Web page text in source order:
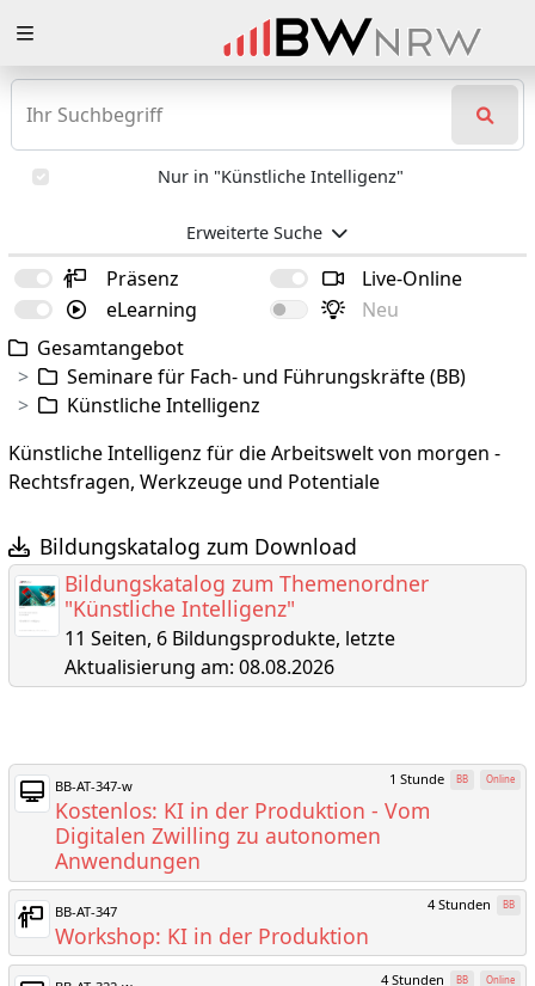
Loading
Loading
Loading
Loading
Nur in "Künstliche Intelligenz"
Erweiterte Suche
Präsenz
Live-Online
eLearning
Neu
Gesamtangebot
Seminare für Fach- und Führungskräfte (BB)
Künstliche Intelligenz
Künstliche Intelligenz für die Arbeitswelt von morgen -
Rechtsfragen, Werkzeuge und Potentiale
Bildungskatalog zum Download
Bildungskatalog zum Themenordner
"Künstliche Intelligenz"
11 Seiten, 6 Bildungsprodukte, letzte
Aktualisierung am: 08.08.2026
BB-AT-347-w 1 Stunde BB Online
Kostenlos: KI in der Produktion - Vom
Digitalen Zwilling zu autonomen
Anwendungen
BB-AT-347 4 Stunden BB
Workshop: KI in der Produktion
4 Stunden BB Online